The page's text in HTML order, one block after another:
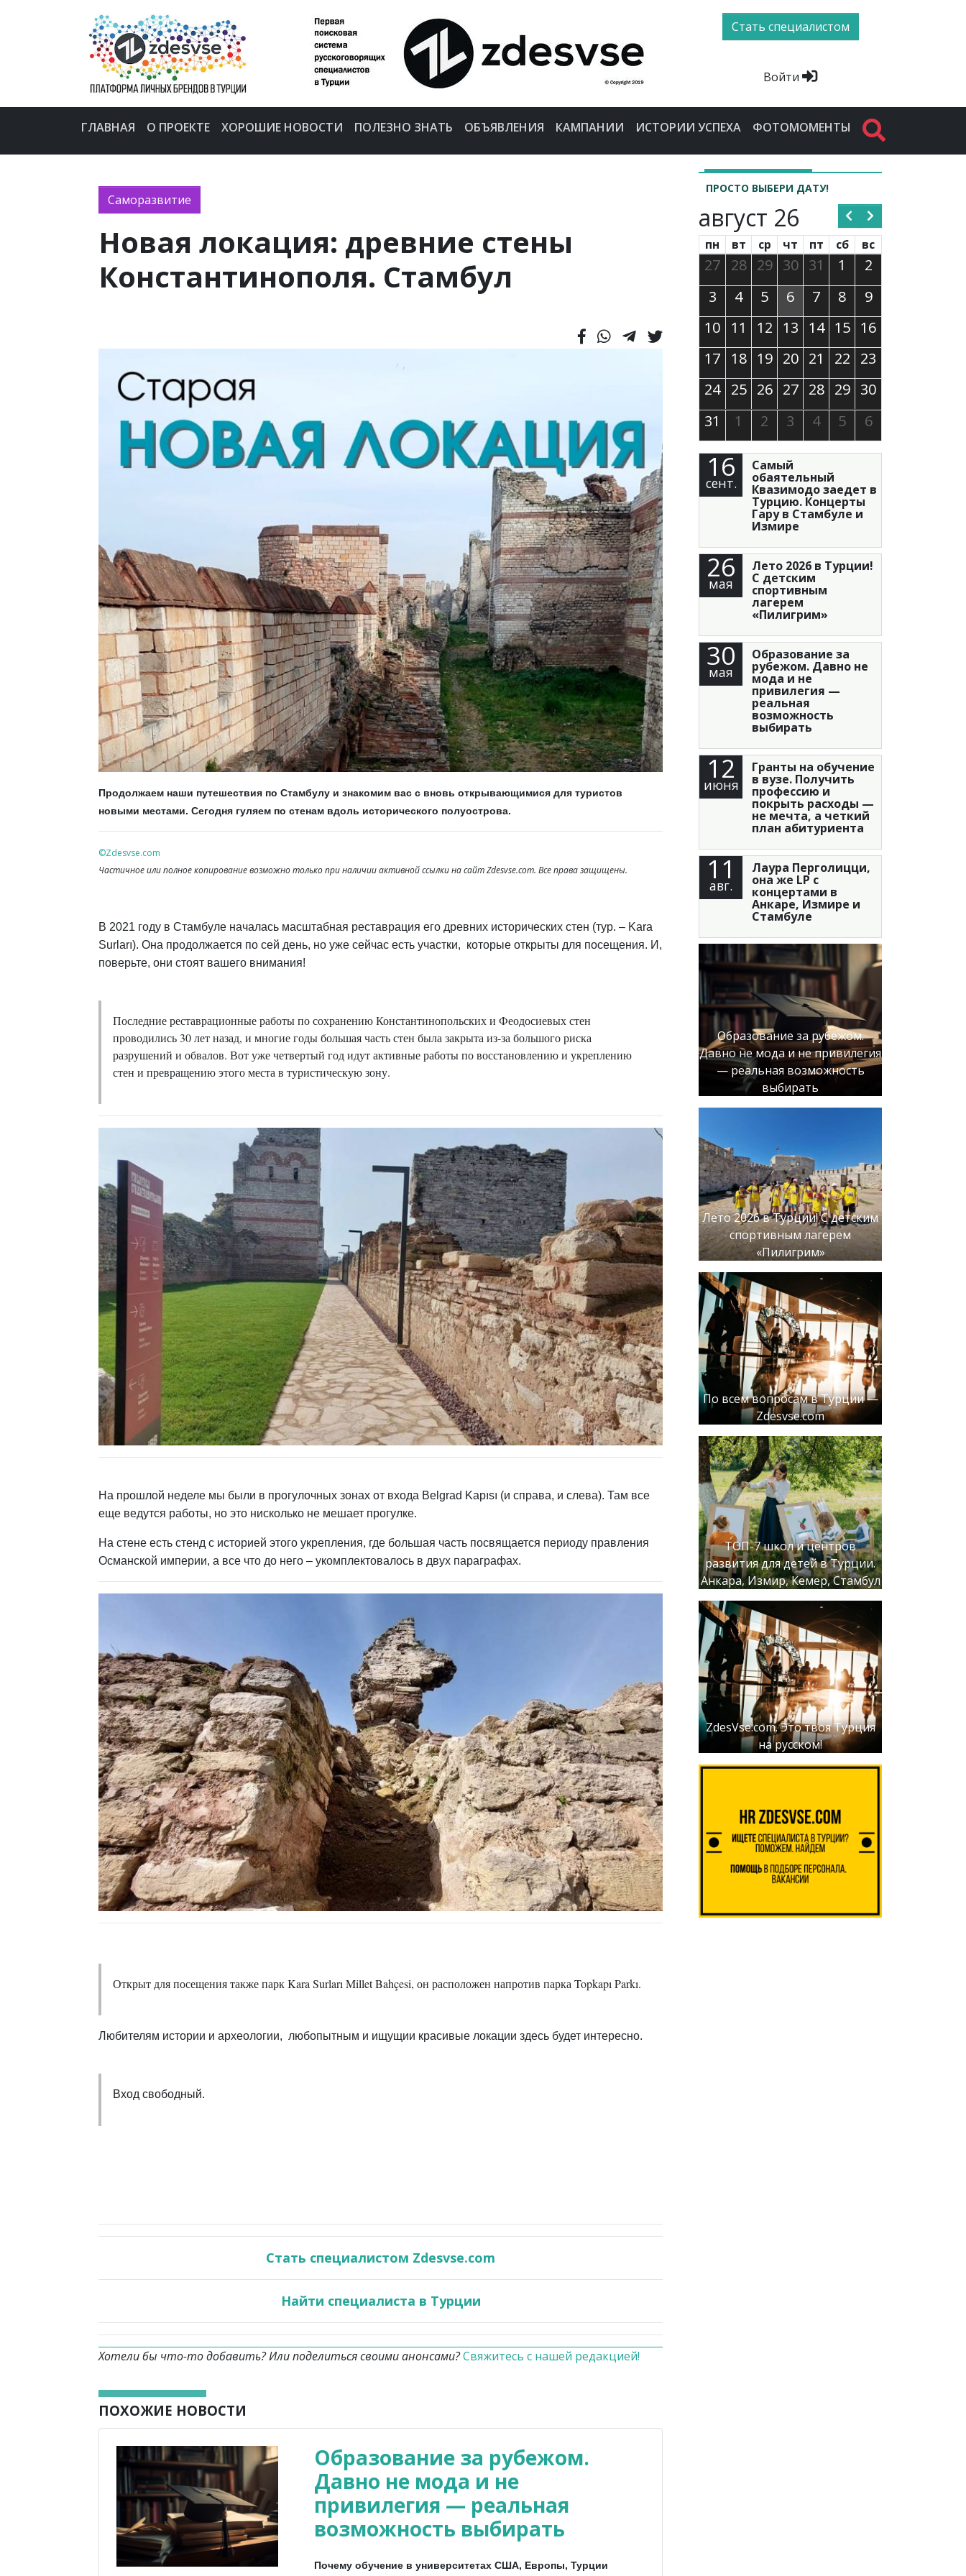
Стать специалистом
Войти
ГЛАВНАЯ О ПРОЕКТЕ ХОРОШИЕ НОВОСТИ ПОЛЕЗНО ЗНАТЬ ОБЪЯВЛЕНИЯ КАМПАНИИ ИСТОРИИ УСПЕХА ФОТОМОМЕНТЫ
Саморазвитие
Новая локация: древние стены
Константинополя. Стамбул
Продолжаем наши путешествия по Стамбулу и знакомим вас с вновь открывающимися для туристов
новыми местами. Сегодня гуляем по стенам вдоль исторического полуострова.
©Zdesvse.com
Частичное или полное копирование возможно только при наличии активной ссылки на сайт Zdesvse.com. Все права защищены.
В 2021 году в Стамбуле началась масштабная реставрация его древних исторических стен (тур. – Kara
Surları). Она продолжается по сей день, но уже сейчас есть участки, которые открыты для посещения. И,
поверьте, они стоят вашего внимания!
Последние реставрационные работы по сохранению Константинопольских и Феодосиевых стен
проводились 30 лет назад, и многие годы большая часть стен была закрыта из-за большого риска
разрушений и обвалов. Вот уже четвертый год идут активные работы по восстановлению и укреплению
стен и превращению этого места в туристическую зону.
На прошлой неделе мы были в прогулочных зонах от входа Belgrad Kapısı (и справа, и слева). Там все
еще ведутся работы, но это нисколько не мешает прогулке.
На стене есть стенд с историей этого укрепления, где большая часть посвящается периоду правления
Османской империи, а все что до него – укомплектовалось в двух параграфах.
Открыт для посещения также парк Kara Surları Millet Bahçesi, он расположен напротив парка Topkapı Parkı.
Любителям истории и археологии, любопытным и ищущии красивые локации здесь будет интересно.
Вход свободный.
Стать специалистом Zdesvse.com
Найти специалиста в Турции
Хотели бы что-то добавить? Или поделиться своими анонсами?Свяжитесь с нашей редакцией!
ПОХОЖИЕ НОВОСТИ
Образование за рубежом.
Давно не мода и не
привилегия — реальная
возможность выбирать
Почему обучение в университетах США, Европы, Турции
ПРОСТО ВЫБЕРИ ДАТУ!
август 26
пн вт ср чт пт сб вс
27 28 29 30 31 1
2
3
4 5 6 7 8
9
10 11 12 13 14 15 16
17 18 19 20 21 22 23
24 25 26 27 28 29 30
31
1 2 3 4 5 6
16
сент.
Самый
обаятельный
Квазимодо заедет в
Турцию. Концерты
Гару в Стамбуле и
Измире
26
мая
Лето 2026 в Турции!
С детским
спортивным
лагерем
«Пилигрим»
30
мая
Образование за
рубежом. Давно не
мода и не
привилегия —
реальная
возможность
выбирать
12
июня
Гранты на обучение
в вузе. Получить
профессию и
покрыть расходы —
не мечта, а четкий
план абитуриента
11
авг.
Лаура Перголицци,
она же LP с
концертами в
Анкаре, Измире и
Стамбуле
Образование за рубежом.
Давно не мода и не привилегия
— реальная возможность
выбирать
Лето 2026 в Турции! С детским
спортивным лагерем
«Пилигрим»
По всем вопросам в Турции —
Zdesvse.com
ТОП-7 школ и центров
развития для детей в Турции.
Анкара, Измир, Кемер, Стамбул
ZdesVse.com. Это твоя Турция
на русском!